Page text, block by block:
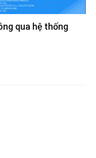
qua hệ thống